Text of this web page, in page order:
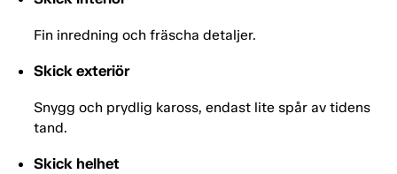
Fin inredning och fräscha detaljer.
Skick exteriör
Snygg och prydlig kaross, endast lite spår av tidens
tand.
Skick helhet